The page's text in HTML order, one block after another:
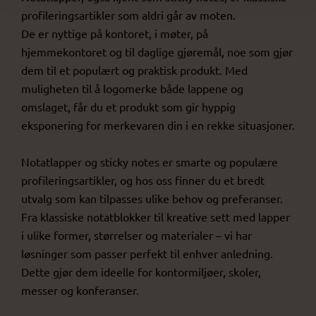
profileringsartikler som aldri går av moten.
De er nyttige på kontoret, i møter, på
hjemmekontoret og til daglige gjøremål, noe som gjør
dem til et populært og praktisk produkt. Med
muligheten til å logomerke både lappene og
omslaget, får du et produkt som gir hyppig
eksponering for merkevaren din i en rekke situasjoner.
Notatlapper og sticky notes er smarte og populære
profileringsartikler, og hos oss finner du et bredt
utvalg som kan tilpasses ulike behov og preferanser.
Fra klassiske notatblokker til kreative sett med lapper
i ulike former, størrelser og materialer – vi har
løsninger som passer perfekt til enhver anledning.
Dette gjør dem ideelle for kontormiljøer, skoler,
messer og konferanser.